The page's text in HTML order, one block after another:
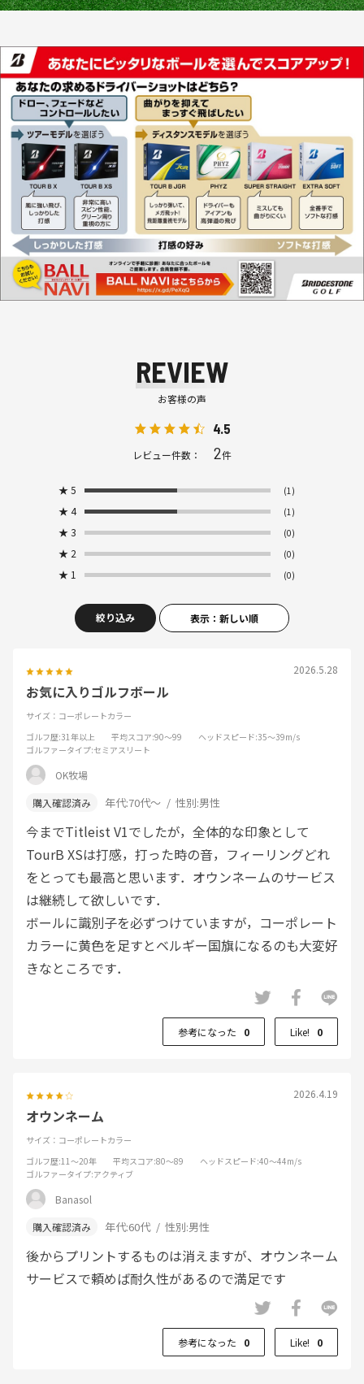
REVIEW
お客様の声
4.5
レビュー件数： 2件
★ 5 (1)
★ 4 (1)
★ 3 (0)
★ 2 (0)
★ 1 (0)
絞り込み 表示：新しい順
2026.5.28
お気に入りゴルフボール
サイズ：コーポレートカラー
ゴルフ歴:31年以上 平均スコア:90～99 ヘッドスピード:35～39m/s
ゴルファータイプ:セミアスリート
OK牧場
年代:70代～ 性別:男性
今までTitleist V1でしたが，全体的な印象として
TourB XSは打感，打った時の音，フィーリングどれ
をとっても最高と思います．オウンネームのサービス
は継続して欲しいです．
ボールに識別子を必ずつけていますが，コーポレート
カラーに黄色を足すとベルギー国旗になるのも大変好
きなところです．
参考になった 0 Like! 0
2026.4.19
オウンネーム
サイズ：コーポレートカラー
ゴルフ歴:11～20年 平均スコア:80～89 ヘッドスピード:40～44m/s
ゴルファータイプ:アクティブ
Banasol
年代:60代 性別:男性
後からプリントするものは消えますが、オウンネーム
サービスで頼めば耐久性があるので満足です
参考になった 0 Like! 0